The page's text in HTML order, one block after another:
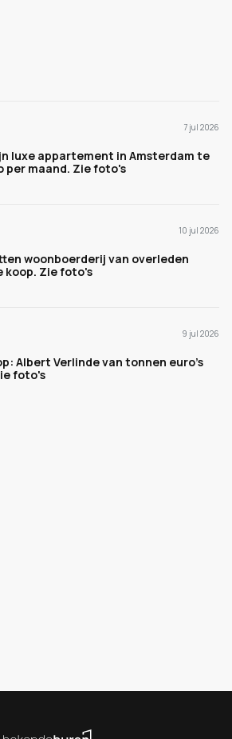
7 jul 2026
luxe appartement in Amsterdam te
per maand. Zie foto's
10 jul 2026
woonboerderij van overleden
koop. Zie foto's
9 jul 2026
Albert Verlinde van tonnen euro's
foto's